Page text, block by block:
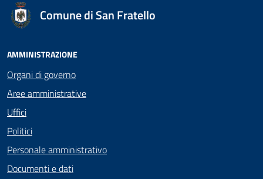
Comune di San Fratello
AMMINISTRAZIONE
Organi di governo
Aree amministrative
Uffici
Politici
Personale amministrativo
Documenti e dati